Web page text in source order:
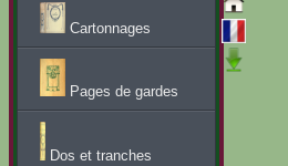
Cartonnages
Pages de gardes
Dos et tranches